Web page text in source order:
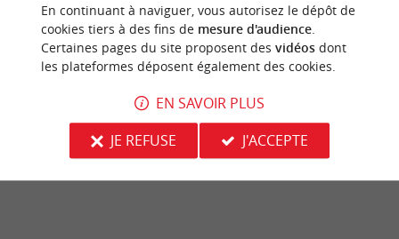
Plage du Moutchic
Une plage parfaite pour les familles avec jeunes
1,5 km - Lacanau
Plage de la
Une plage
En continuant à naviguer, vous autorisez le dépôt de
cookies tiers à des fins de mesure d'audience.
Certaines pages du site proposent des vidéosdont
les plateformes déposent également des cookies.
EN SAVOIR PLUS
JE REFUSE
J'ACCEPTE